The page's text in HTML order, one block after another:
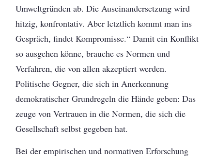
Umweltgründen ab. Die Auseinandersetzung wird
hitzig, konfrontativ. Aber letztlich kommt man ins
Gespräch, findet Kompromisse.“ Damit ein Konflikt
so ausgehen könne, brauche es Normen und
Verfahren, die von allen akzeptiert werden.
Politische Gegner, die sich in Anerkennung
demokratischer Grundregeln die Hände geben: Das
zeuge von Vertrauen in die Normen, die sich die
Gesellschaft selbst gegeben hat.
Bei der empirischen und normativen Erforschung